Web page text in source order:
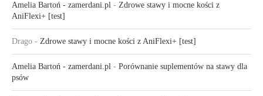
Amelia Bartoń - zamerdani.pl - Zdrowe stawy i mocne kości z
AniFlexi+ [test]
Drago - Zdrowe stawy i mocne kości z AniFlexi+ [test]
Amelia Bartoń - zamerdani.pl - Porównanie suplementów na stawy dla
psów